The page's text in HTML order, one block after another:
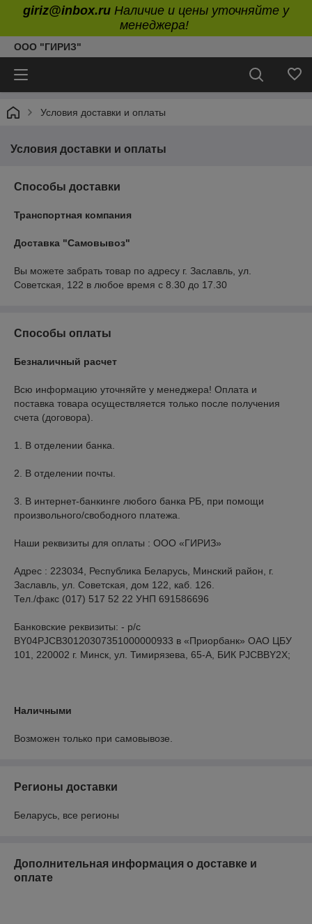
giriz@inbox.ru Наличие и цены уточняйте у
менеджера!
ООО "ГИРИЗ"
Условия доставки и оплаты
Условия доставки и оплаты
Способы доставки
Транспортная компания
Доставка "Самовывоз"
Вы можете забрать товар по адресу г. Заславль, ул.
Советская, 122 в любое время с 8.30 до 17.30
Способы оплаты
Безналичный расчет
Всю информацию уточняйте у менеджера! Оплата и
поставка товара осуществляется только после получения
счета (договора).
1. В отделении банка.
2. В отделении почты.
3. В интернет-банкинге любого банка РБ, при помощи
произвольного/свободного платежа.
Наши реквизиты для оплаты : ООО «ГИРИЗ»
Адрес : 223034, Республика Беларусь, Минский район, г.
Заславль, ул. Советская, дом 122, каб. 126.
Тел./факс (017) 517 52 22 УНП 691586696
Банковские реквизиты: - р/с
BY04PJCB30120307351000000933 в «Приорбанк» ОАО ЦБУ
101, 220002 г. Минск, ул. Тимирязева, 65-А, БИК PJCBBY2X;
Наличными
Возможен только при самовывозе.
Регионы доставки
Беларусь, все регионы
Дополнительная информация о доставке и
оплате